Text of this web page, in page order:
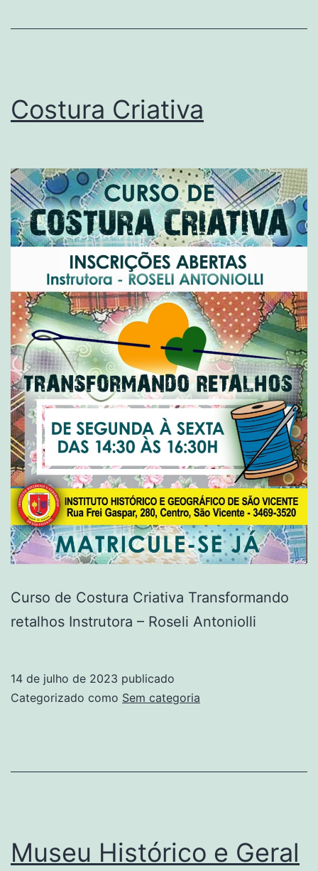
Costura Criativa
Curso de Costura Criativa Transformando
retalhos Instrutora – Roseli Antoniolli
14 de julho de 2023 publicado
Categorizado como Sem categoria
Museu Histórico e Geral